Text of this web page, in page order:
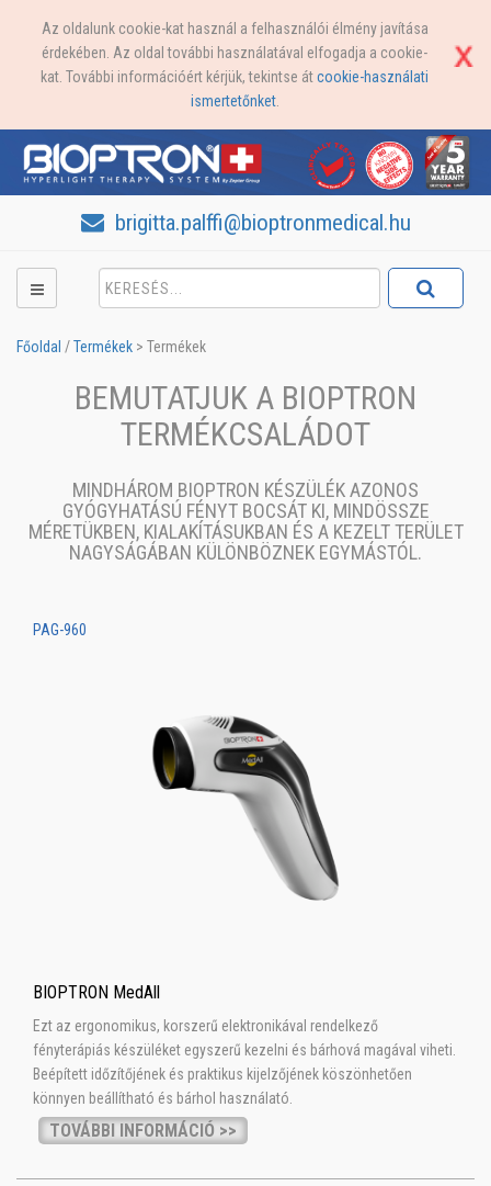
Az oldalunk cookie-kat használ a felhasználói élmény javítása
érdekében. Az oldal további használatával elfogadja a cookie-
kat. További információért kérjük, tekintse átcookie-használati
ismertetőnket.
brigitta.palffi@bioptronmedical.hu
Főoldal /Termékek > Termékek
BEMUTATJUK A BIOPTRON
TERMÉKCSALÁDOT
MINDHÁROM BIOPTRON KÉSZÜLÉK AZONOS
GYÓGYHATÁSÚ FÉNYT BOCSÁT KI, MINDÖSSZE
MÉRETÜKBEN, KIALAKÍTÁSUKBAN ÉS A KEZELT TERÜLET
NAGYSÁGÁBAN KÜLÖNBÖZNEK EGYMÁSTÓL.
PAG-960
BIOPTRON MedAll
Ezt az ergonomikus, korszerű elektronikával rendelkező
fényterápiás készüléket egyszerű kezelni és bárhová magával viheti.
Beépített időzítőjének és praktikus kijelzőjének köszönhetően
könnyen beállítható és bárhol használató.
TOVÁBBI INFORMÁCIÓ >>